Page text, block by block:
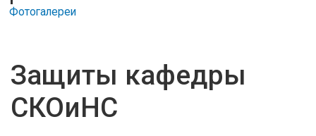
Фотогалереи
Защиты кафедры
СКОиНС